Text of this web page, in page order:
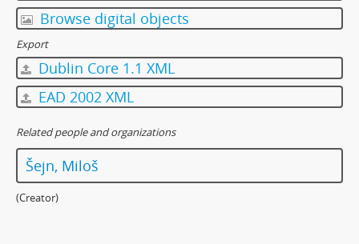
Browse digital objects
Export
Dublin Core 1.1 XML
EAD 2002 XML
Related people and organizations
Šejn, Miloš
(Creator)